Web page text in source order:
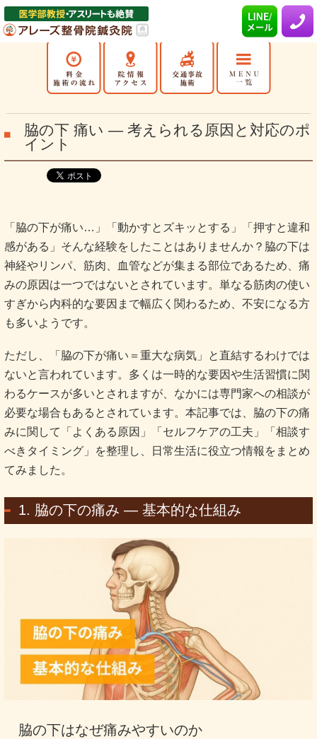
脇の下 痛い ― 考えられる原因と対応のポ
イント
「脇の下が痛い…」「動かすとズキッとする」「押すと違和
感がある」そんな経験をしたことはありませんか？脇の下は
神経やリンパ、筋肉、血管などが集まる部位であるため、痛
みの原因は一つではないとされています。単なる筋肉の使い
すぎから内科的な要因まで幅広く関わるため、不安になる方
も多いようです。
ただし、「脇の下が痛い＝重大な病気」と直結するわけでは
ないと言われています。多くは一時的な要因や生活習慣に関
わるケースが多いとされますが、なかには専門家への相談が
必要な場合もあるとされています。本記事では、脇の下の痛
みに関して「よくある原因」「セルフケアの工夫」「相談す
べきタイミング」を整理し、日常生活に役立つ情報をまとめ
てみました。
1. 脇の下の痛み ― 基本的な仕組み
脇の下はなぜ痛みやすいのか